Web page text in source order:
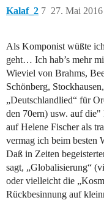
Kalaf_2 27. Mai
7
Als Komponist wüßte
geht… Ich hab’s mehr
Wieviel von Brahms,
Schönberg,
„Deutschlandlied“ für
den 70ern) usw. auf
auf Helene Fischer als
vermag ich beim besten
Daß in Zeiten
sagt, „Globalisierung“
oder vielleicht die
Rückbesinnung auf